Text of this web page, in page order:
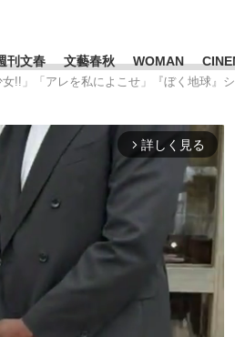
刊文春 文藝春秋 WOMAN
後藤真希 #森岡毅 #城彰二 #内
!!」「アレを私によこせ」『ぼく地球』
arrow_forward_ios 詳しく見る